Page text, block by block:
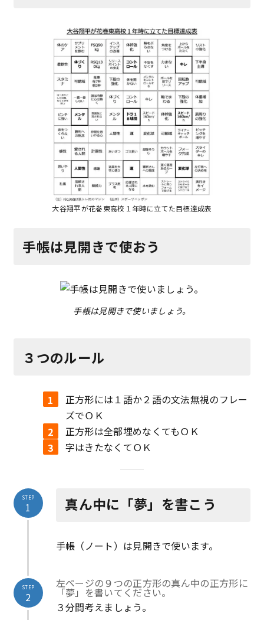
大谷翔平が花巻東高校１年時に立てた目標達成表
手帳は見開きで使おう
手帳は見開きで使いましょう。
３つのルール
正方形には１語か２語の文法無視のフレー
ズでＯＫ
正方形は全部埋めなくてもＯＫ
字はきたなくてＯＫ
真ん中に「夢」を書こう
手帳（ノート）は見開きで使います。
STEP
1
左ページの９つの正方形の真ん中の正方形に
「夢」を書いてください。
３分間考えましょう。
STEP
2